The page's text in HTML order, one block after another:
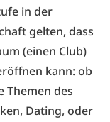
in der
gelten, dass
(einen Club)
kann: ob
Themen des
Dating, oder